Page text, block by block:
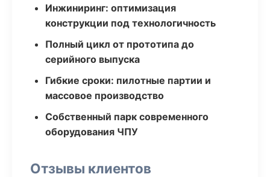
Инжиниринг: оптимизация
конструкции под технологичность
Полный цикл от прототипа до
серийного выпуска
Гибкие сроки: пилотные партии и
массовое производство
Собственный парк современного
оборудования ЧПУ
Отзывы клиентов